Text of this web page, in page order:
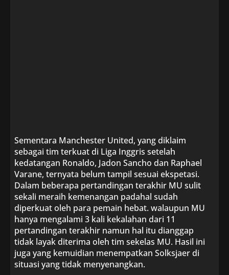
Sementara Manchester United, yang diklaim
sebagai tim terkuat di Liga Inggris setelah
kedatangan Ronaldo, Jadon Sancho dan Raphael
Varane, ternyata belum tampil sesuai ekspetasi.
Dalam beberapa pertandingan terakhir MU sulit
sekali meraih kemenangan padahal sudah
diperkuat oleh para pemain hebat. walaupun MU
hanya mengalami 3 kali kekalahan dari 11
pertandingan terakhir namun hal itu dianggap
tidak layak diterima oleh tim sekelas MU. Hasil ini
juga yang kemuidian menempatkan Solksjaer di
situasi yang tidak menyenangkan.